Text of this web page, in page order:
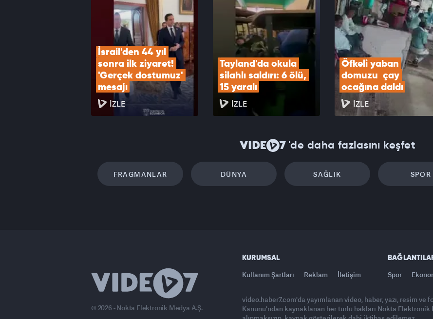
VIDEOYU İZLE
İsrail'den 44 yıl
sonra ilk ziyaret!
'Gerçek dostumuz'
mesajı
İZLE
Tayland'da okula
silahlı saldırı: 6 ölü,
15 yaralı
İZLE
Öfkeli yaban
domuzu  çay
ocağına daldı
İZLE
'de daha fazlasını keşfet
FRAGMANLAR DÜNYA SAĞLIK SPOR
© 2026 - Nokta Elektronik Medya A.Ş.
KURUMSAL
Kullanım Şartları Reklam İletişim Spor
video.haber7.com'da yayımlanan video, haber, yazı, resim ve
Kanunu'ndan kaynaklanan her türlü hakları Nokta Elektronik